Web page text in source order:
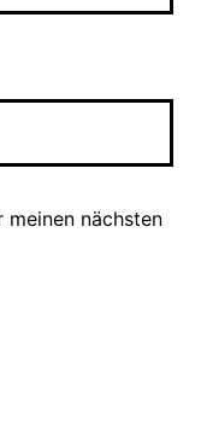
meinen nächsten